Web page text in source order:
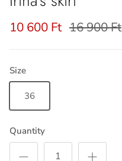
10 600 Ft 16 900 Ft
Size
36
Quantity